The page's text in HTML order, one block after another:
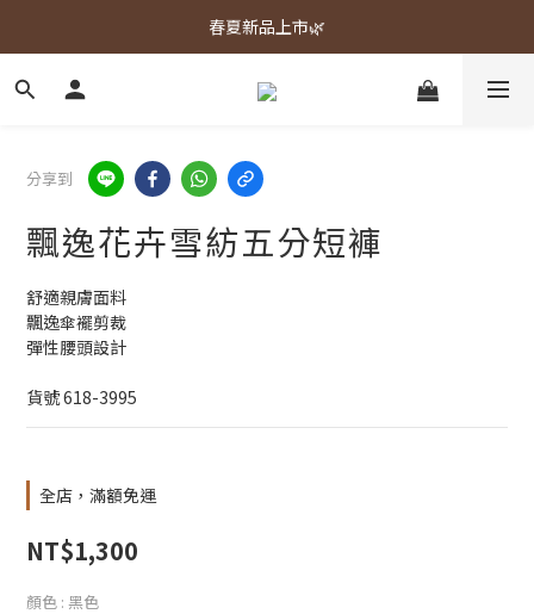
春夏新品上市🌿
春夏新品上市🌿
週週上新品✨
分享到
飄逸花卉雪紡五分短褲
舒適親膚面料
飄逸傘襬剪裁
彈性腰頭設計
貨號 618-3995
全店，滿額免運
NT$1,300
顏色 : 黑色